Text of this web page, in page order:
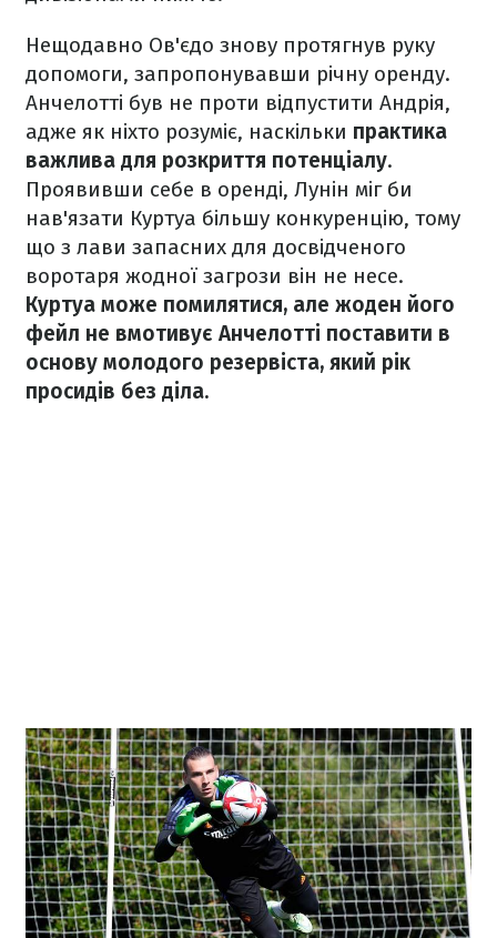
Нещодавно Ов'єдо знову протягнув руку
допомоги, запропонувавши річну оренду.
Анчелотті був не проти відпустити Андрія,
адже як ніхто розуміє, наскільки практика
важлива для розкриття потенціалу.
Проявивши себе в оренді, Лунін міг би
нав'язати Куртуа більшу конкуренцію, тому
що з лави запасних для досвідченого
воротаря жодної загрози він не несе.
Куртуа може помилятися, але жоден його
фейл не вмотивує Анчелотті поставити в
основу молодого резервіста, який рік
просидів без діла.